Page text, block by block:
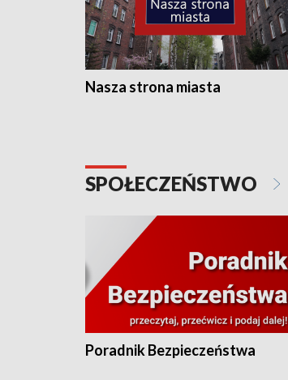
Nasza strona miasta
SPOŁECZEŃSTWO
Poradnik Bezpieczeństwa